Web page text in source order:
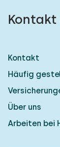
Kontakt
Häufig
Über uns
Arbeiten bei